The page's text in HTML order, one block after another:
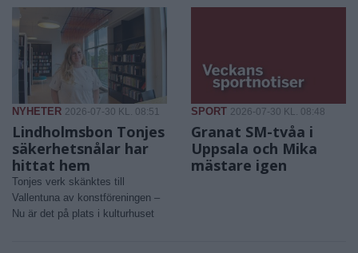
NYHETER 2026-07-30 KL. 08:51
Lindholmsbon Tonjes
säkerhetsnålar har
hittat hem
Tonjes verk skänktes till
Vallentuna av konstföreningen –
Nu är det på plats i kulturhuset
SPORT 2026-07-30 KL. 08:48
Granat SM-tvåa i
Uppsala och Mika
mästare igen